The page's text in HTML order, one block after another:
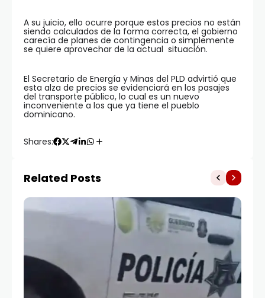
A su juicio, ello ocurre porque estos precios no están
siendo calculados de la forma correcta, el gobierno
carecía de planes de contingencia o simplemente
se quiere aprovechar de la actual situación.
El Secretario de Energía y Minas del PLD advirtió que
esta alza de precios se evidenciará en los pasajes
del transporte público, lo cual es un nuevo
inconveniente a los que ya tiene el pueblo
dominicano.
Shares:
Related Posts